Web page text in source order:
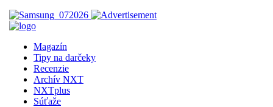
Magazín
Tipy na darčeky
Recenzie
Archív NXT
NXTplus
Súťaže